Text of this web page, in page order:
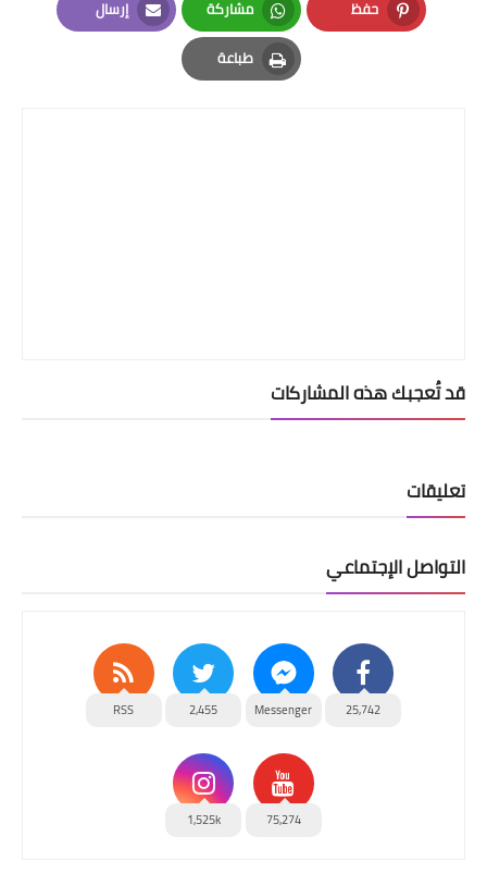
حفظ
Pinterest
مشاركة
Whatsapp
إرسال
Email
طباعة
Print
قد تُعجبك هذه المشاركات
تعليقات
التواصل الإجتماعي
25,742
Messenger
2,455
RSS
75,274
1,525k